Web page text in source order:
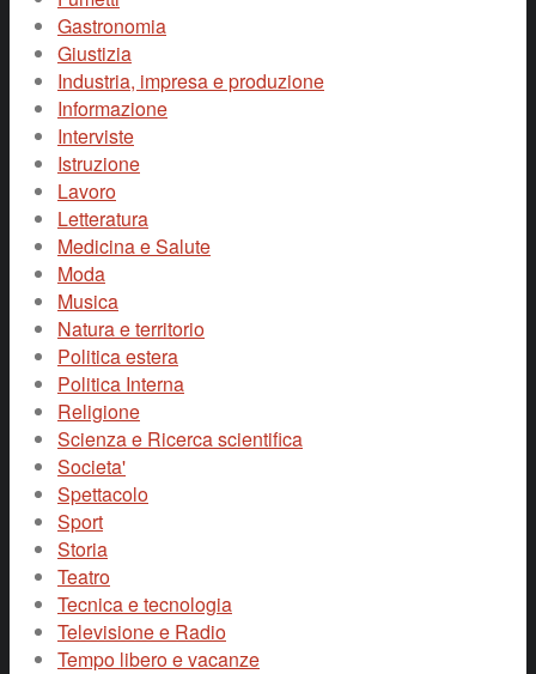
Gastronomia
Giustizia
Industria, impresa e produzione
Informazione
Interviste
Istruzione
Lavoro
Letteratura
Medicina e Salute
Moda
Musica
Natura e territorio
Politica estera
Politica Interna
Religione
Scienza e Ricerca scientifica
Societa'
Spettacolo
Sport
Storia
Teatro
Tecnica e tecnologia
Televisione e Radio
Tempo libero e vacanze